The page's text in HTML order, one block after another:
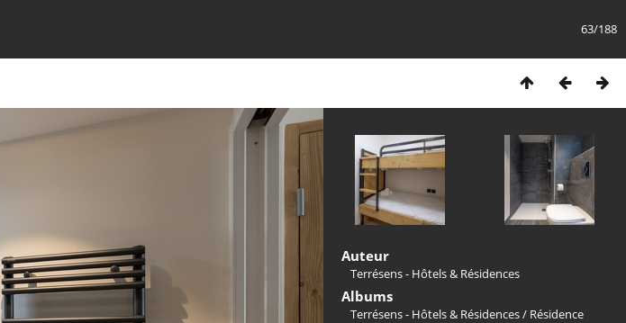
63/188
Auteur
Terrésens - Hôtels & Résidences
Albums
Terrésens - Hôtels & Résidences/ Résidence